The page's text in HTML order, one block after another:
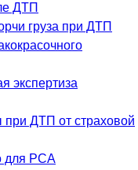
ДТП
груза при ДТП
экспертиза
ДТП от страховой
для РСА